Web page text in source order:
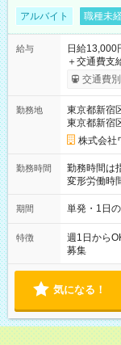
アルバイト 職種未
給与
日給13,000
＋交通費支給 ★交通費全額支給！ ┗案件により規定あり
いOK！（
ンビニATMか
交通費
勤務地
東京都新宿
東京都新宿
株式会社
勤務時間
勤務時間は
変形労働時間制 想
～21：00
期間 単発・1日
特徴
週1日から
募集
気になる！